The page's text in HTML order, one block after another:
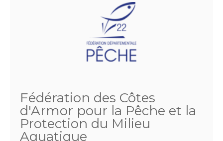
Fédération des Côtes
d'Armor pour la Pêche et la
Protection du Milieu
Aquatique